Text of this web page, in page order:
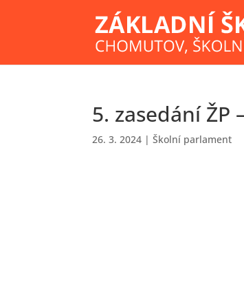
5. zasedání ŽP
26. 3. 2024 |Školní parlament